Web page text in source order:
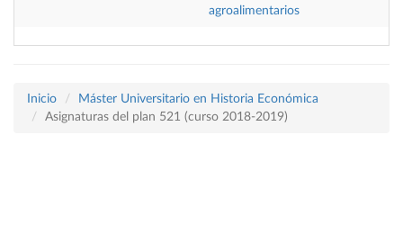
agroalimentarios
Inicio
Máster Universitario en Historia Económica
Asignaturas del plan 521 (curso 2018-2019)